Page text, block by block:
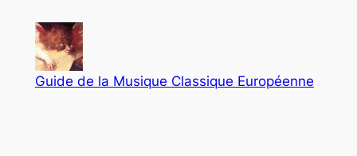
contenu
Guide de la Musique Classique Européenne